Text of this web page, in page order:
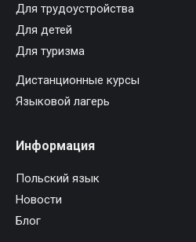
Для трудоустройства
Для детей
Для туризма
Дистанционные курсы
Языковой лагерь
Информация
Польский язык
Новости
Блог